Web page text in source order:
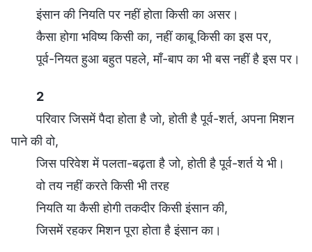
इंसान की नियति पर नहीं होता किसी का असर।
कैसा होगा भविष्य किसी का, नहीं काबू किसी का इस पर,
पूर्व-नियत हुआ बहुत पहले, माँ-बाप का भी बस नहीं है इस पर।
2
परिवार जिसमें पैदा होता है जो, होती है पूर्व-शर्त, अपना मिशन
पाने की वो,
जिस परिवेश में पलता-बढ़ता है जो, होती है पूर्व-शर्त ये भी।
वो तय नहीं करते किसी भी तरह
नियति या कैसी होगी तकदीर किसी इंसान की,
जिसमें रहकर मिशन पूरा होता है इंसान का।